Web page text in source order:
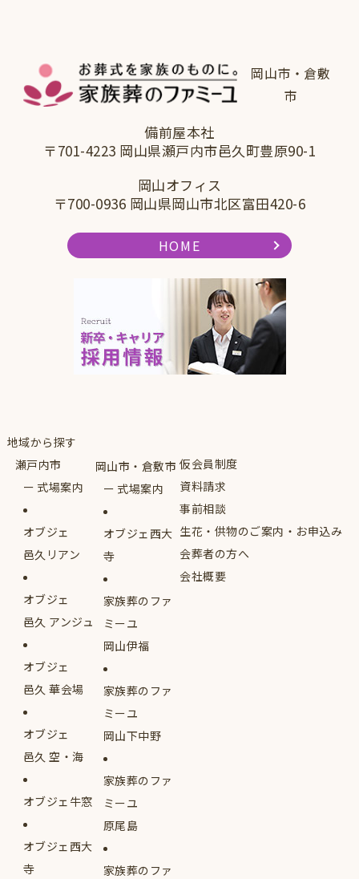
岡山市・倉敷
市
備前屋本社
〒701-4223 岡山県瀬戸内市邑久町豊原90-1
岡山オフィス
〒700-0936 岡山県岡山市北区富田420-6
HOME
地域から探す
瀬戸内市
式場案内
オブジェ
邑久リアン
オブジェ
邑久 アンジュ
オブジェ
邑久 華会場
オブジェ
邑久 空・海
オブジェ牛窓
オブジェ西大
寺
岡山市・倉敷市
式場案内
オブジェ西大
寺
家族葬のファ
ミーユ
岡山伊福
家族葬のファ
ミーユ
岡山下中野
家族葬のファ
ミーユ
原尾島
家族葬のファ
仮会員制度
資料請求
事前相談
生花・供物のご案内・お申込み
会葬者の方へ
会社概要